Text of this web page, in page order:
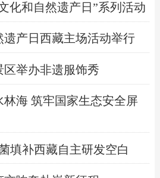
化和自然遗产日”系列活动
遗产日西藏主场活动举行
举办非遗服饰秀
海 筑牢国家生态安全屏
填补西藏自主研发空白